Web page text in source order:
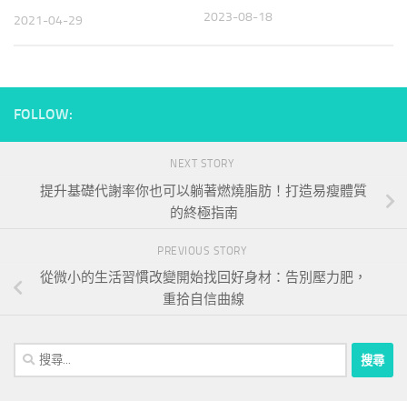
2021-04-29 2023-08-18
FOLLOW:
NEXT STORY
提升基礎代謝率你也可以躺著燃燒脂肪！打造易瘦體質
的終極指南
PREVIOUS STORY
從微小的生活習慣改變開始找回好身材：告別壓力肥，
重拾自信曲線
搜
尋